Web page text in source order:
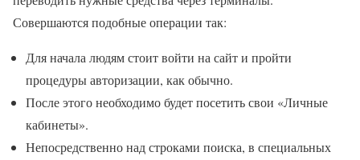
Совершаются подобные операции так:
Для начала людям стоит войти на сайт и пройти
процедуры авторизации, как обычно.
После этого необходимо будет посетить свои «Личные
кабинеты».
Непосредственно над строками поиска, в специальных